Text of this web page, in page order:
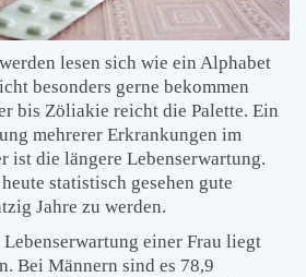
lesen sich wie ein Alphabet
besonders gerne bekommen
bis Zöliakie reicht die Palette. Ein
mehrerer Erkrankungen im
ist die längere Lebenserwartung.
statistisch gesehen gute
Jahre zu werden.
einer Frau liegt
Bei Männern sind es 78,9